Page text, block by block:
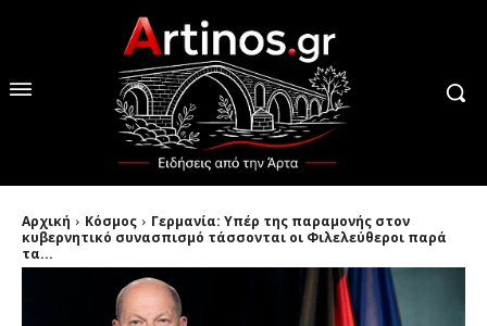
Αρχική Κόσμος
Γερμανία: Υπέρ της παραμονής στον
κυβερνητικό συνασπισμό τάσσονται οι Φιλελεύθεροι παρά
τα...